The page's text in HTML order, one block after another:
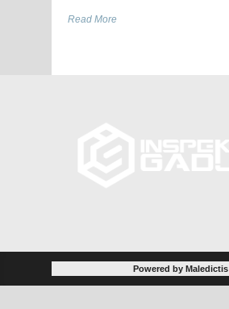
Read More
Powered by Maledictis